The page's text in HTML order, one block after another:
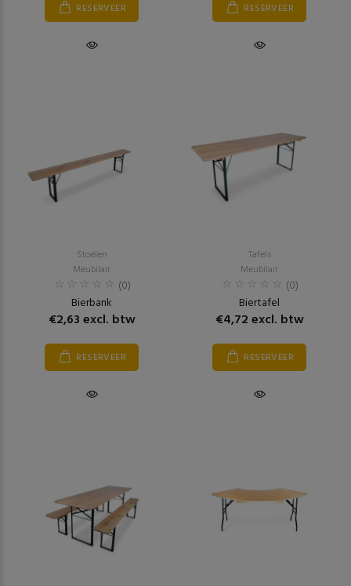
RESERVEER RESERVEER
Stoelen
Meubilair
(0)
Bierbank
€2,63 excl. btw
RESERVEER
Tafels
Meubilair
(0)
Biertafel
€4,72 excl. btw
RESERVEER